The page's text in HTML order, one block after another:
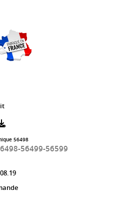
56498
56499-56599